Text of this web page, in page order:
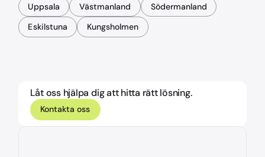
Uppsala
Västmanland
Södermanland
Eskilstuna
Kungsholmen
Låt oss hjälpa dig att hitta rätt lösning.
Kontakta oss